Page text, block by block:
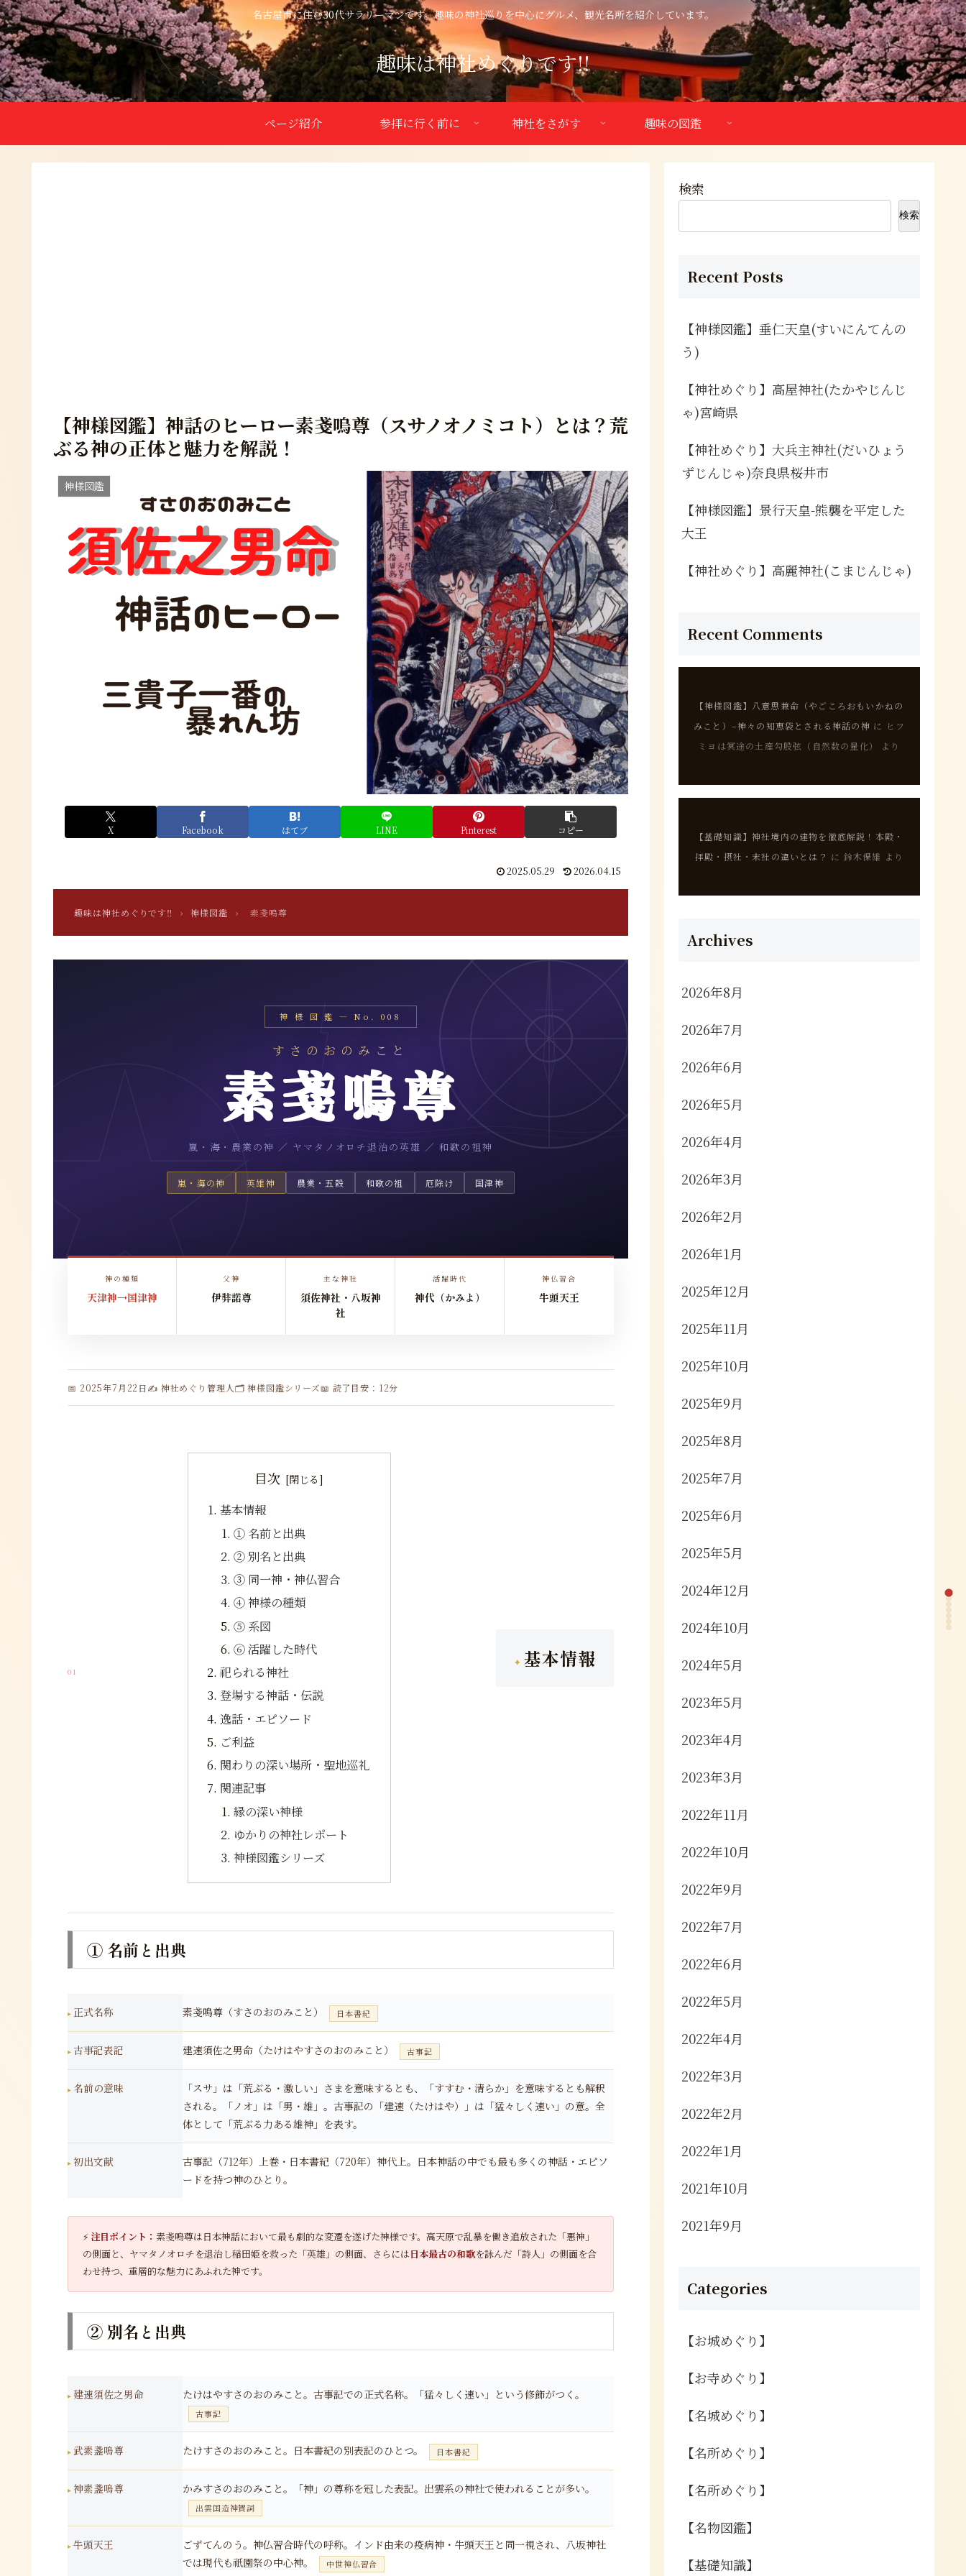
名古屋市に住む30代サラリーマンです。趣味の神社巡りを中心にグルメ、観光名所を紹介しています。
趣味は神社めぐりです!!
ページ紹介 参拝に行く前に 神社をさがす 趣味の図鑑
【神様図鑑】神話のヒーロー素戔嗚尊（スサノオノミコト）とは？荒
ぶる神の正体と魅力を解説！
神様図鑑
X Facebook はてブ LINE Pinterest コピー
2025.05.29 2026.04.15
趣味は神社めぐりです‼ › 神様図鑑 › 素戔嗚尊
神 様 図 鑑 — No. 008
すさのおのみこと
素戔嗚尊
嵐・海・農業の神 ／ ヤマタノオロチ退治の英雄 ／ 和歌の祖神
嵐・海の神 英雄神 農業・五穀 和歌の祖 厄除け 国津神
神の種類
天津神→国津神
父神
伊弉諾尊
主な神社
須佐神社・八坂神
社
活躍時代
神代（かみよ）
神仏習合
牛頭天王
📅 2025年7月22日✍️ 神社めぐり管理人🗂 神様図鑑シリーズ📖 読了目安：12分
01
目次
基本情報
① 名前と出典
② 別名と出典
③ 同一神・神仏習合
④ 神様の種類
⑤ 系図
⑥ 活躍した時代
祀られる神社
登場する神話・伝説
逸話・エピソード
ご利益
関わりの深い場所・聖地巡礼
関連記事
縁の深い神様
ゆかりの神社レポート
神様図鑑シリーズ
基本情報
① 名前と出典
正式名称 素戔嗚尊（すさのおのみこと） 日本書紀
古事記表記 建速須佐之男命（たけはやすさのおのみこと） 古事記
名前の意味
「スサ」は「荒ぶる・激しい」さまを意味するとも、「すすむ・清らか」を意味するとも解釈
される。「ノオ」は「男・雄」。古事記の「建速（たけはや）」は「猛々しく速い」の意。全
体として「荒ぶる力ある雄神」を表す。
初出文献
古事記（712年）上巻・日本書紀（720年）神代上。日本神話の中でも最も多くの神話・エピソ
ードを持つ神のひとり。
⚡ 注目ポイント： 素戔嗚尊は日本神話において最も劇的な変遷を遂げた神様です。高天原で乱暴を働き追放された「悪神」
の側面と、ヤマタノオロチを退治し稲田姫を救った「英雄」の側面、さらには日本最古の和歌を詠んだ「詩人」の側面を合
わせ持つ、重層的な魅力にあふれた神です。
② 別名と出典
建速須佐之男命 たけはやすさのおのみこと。古事記での正式名称。「猛々しく速い」という修飾がつく。
古事記
武素盞嗚尊 たけすさのおのみこと。日本書紀の別表記のひとつ。 日本書紀
神素盞嗚尊 かみすさのおのみこと。「神」の尊称を冠した表記。出雲系の神社で使われることが多い。
出雲国造神賀詞
牛頭天王
ごずてんのう。神仏習合時代の呼称。インド由来の疫病神・牛頭天王と同一視され、八坂神社
では現代も祇園祭の中心神。
中世神仏習合
検索
検索
Recent Posts
【神様図鑑】垂仁天皇(すいにんてんの
う)
【神社めぐり】高屋神社(たかやじんじ
ゃ)宮崎県
【神社めぐり】大兵主神社(だいひょう
ずじんじゃ)奈良県桜井市
【神様図鑑】景行天皇-熊襲を平定した
大王
【神社めぐり】高麗神社(こまじんじゃ)
Recent Comments
【神様図鑑】八意思兼命（やごころおもいかねの
みこと）–神々の知恵袋とされる神話の神 に ヒフ
ミヨは冥途の土産勾股弦（自然数の量化）
より
【基礎知識】神社境内の建物を徹底解説！本殿・
拝殿・摂社・末社の違いとは？ に 鈴木保雄 より
Archives
2026年8月
2026年7月
2026年6月
2026年5月
2026年4月
2026年3月
2026年2月
2026年1月
2025年12月
2025年11月
2025年10月
2025年9月
2025年8月
2025年7月
2025年6月
2025年5月
2024年12月
2024年10月
2024年5月
2023年5月
2023年4月
2023年3月
2022年11月
2022年10月
2022年9月
2022年7月
2022年6月
2022年5月
2022年4月
2022年3月
2022年2月
2022年1月
2021年10月
2021年9月
Categories
【お城めぐり】
【お寺めぐり】
【名城めぐり】
【名所めぐり】
【名所めぐり】
【名物図鑑】
【基礎知識】